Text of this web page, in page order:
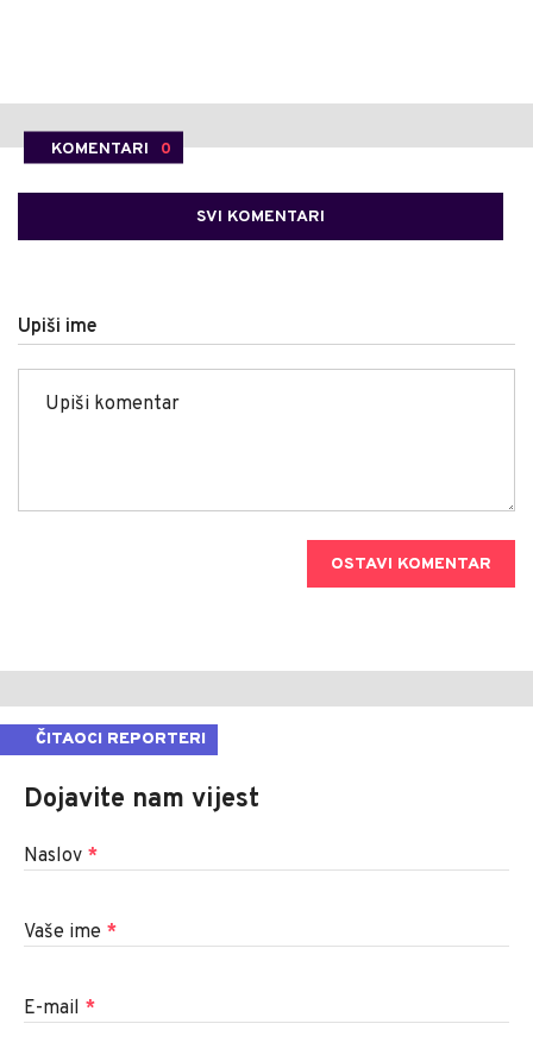
KOMENTARI 0
SVI KOMENTARI
Upiši ime
OSTAVI KOMENTAR
ČITAOCI REPORTERI
Dojavite nam vijest
Naslov *
Vaše ime *
E-mail *